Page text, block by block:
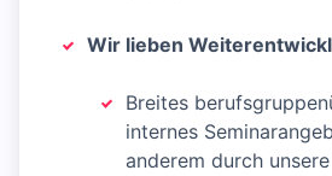
Wir lieben
Breites
internes
anderem durch